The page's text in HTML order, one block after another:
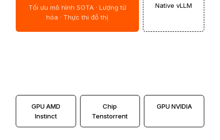
Tối ưu mô hình SOTA · Lượng tử
hóa · Thực thi đồ thị
Native vLLM
GPU AMD
Instinct
Chip
Tenstorrent
GPU NVIDIA